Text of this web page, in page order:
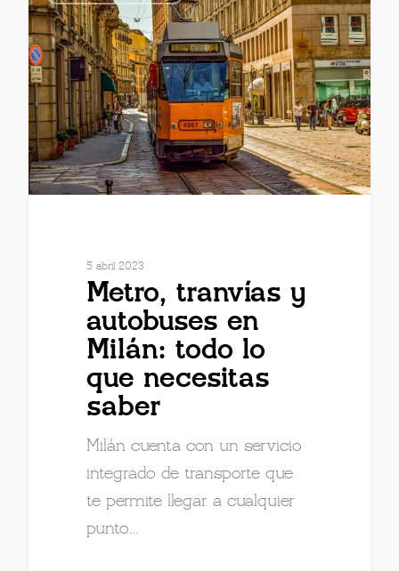
5 abril 2023
Metro, tranvías y
autobuses en
Milán: todo lo
que necesitas
saber
Milán cuenta con un servicio
integrado de transporte que
te permite llegar a cualquier
punto…